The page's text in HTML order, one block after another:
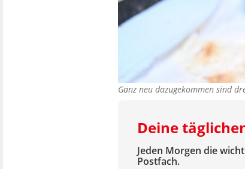
Ganz neu dazugekommen sind
Deine
Jeden Morgen die
Postfach.